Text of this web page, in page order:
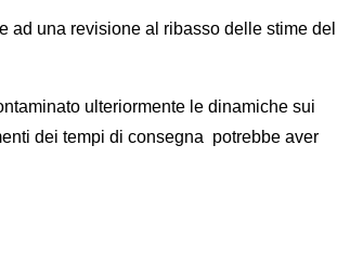
ad una revisione al ribasso delle stime del
ulteriormente le dinamiche sui
dei tempi di consegna potrebbe aver